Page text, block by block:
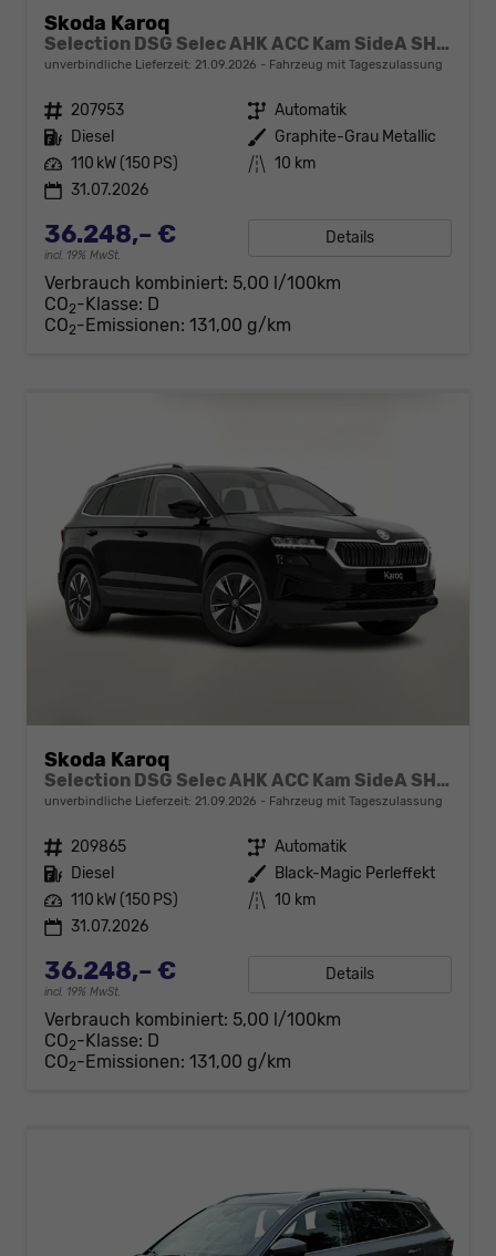
Skoda Karoq
Selection DSG Selec AHK ACC Kam SideA SHZv/h Kessy
unverbindliche Lieferzeit: 21.09.2026 Fahrzeug mit Tageszulassung
Fahrzeugnr. 207953 Getriebe Automatik
Kraftstoff Diesel Außenfarbe Graphite-Grau Metallic
Leistung 110 kW (150 PS) Kilometerstand 10 km
31.07.2026
36.248,– €
incl. 19% MwSt.
Details
Verbrauch kombiniert: 5,00 l/100km
CO2-Klasse: D
CO2-Emissionen: 131,00 g/km
Skoda Karoq
Selection DSG Selec AHK ACC Kam SideA SHZv/h Kessy
unverbindliche Lieferzeit: 21.09.2026 Fahrzeug mit Tageszulassung
Fahrzeugnr. 209865 Getriebe Automatik
Kraftstoff Diesel Außenfarbe Black-Magic Perleffekt
Leistung 110 kW (150 PS) Kilometerstand 10 km
31.07.2026
36.248,– €
incl. 19% MwSt.
Details
Verbrauch kombiniert: 5,00 l/100km
CO2-Klasse: D
CO2-Emissionen: 131,00 g/km